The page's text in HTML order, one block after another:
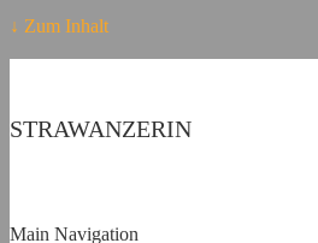
↓ Zum Inhalt
STRAWANZERIN
Main Navigation